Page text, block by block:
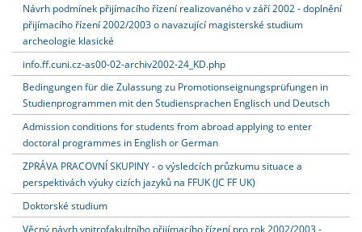
Návrh podmínek přijímacího řízení realizovaného v září 2002 - doplnění
přijímacího řízení 2002/2003 o navazující magisterské studium
archeologie klasické
info.ff.cuni.cz-as00-02-archiv2002-24_KD.php
Bedingungen für die Zulassung zu Promotionseignungsprüfungen in
Studienprogrammen mit den Studiensprachen Englisch und Deutsch
Admission conditions for students from abroad applying to enter
doctoral programmes in English or German
ZPRÁVA PRACOVNÍ SKUPINY - o výsledcích průzkumu situace a
perspektivách výuky cizích jazyků na FFUK (JC FF UK)
Doktorské studium
Věcný návrh vnitrofakultního přijímacího řízení pro rok 2002/2003 -